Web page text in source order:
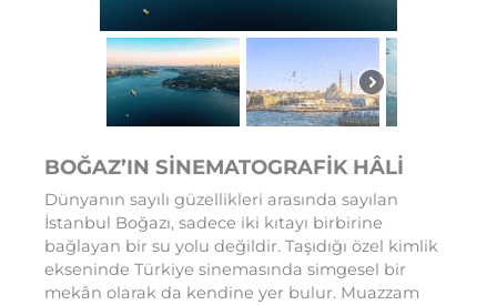
BOĞAZ’IN SİNEMATOGRAFİK HÂLİ
Dünyanın sayılı güzellikleri arasında sayılan
İstanbul Boğazı, sadece iki kıtayı birbirine
bağlayan bir su yolu değildir. Taşıdığı özel kimlik
ekseninde Türkiye sinemasında simgesel bir
mekân olarak da kendine yer bulur. Muazzam